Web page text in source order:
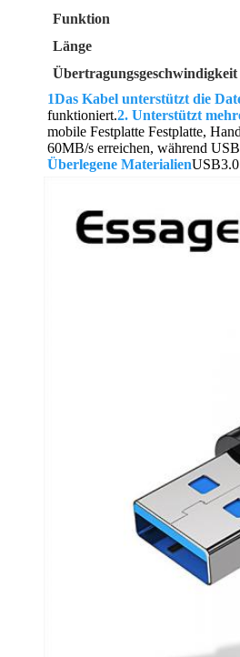
Funktion
Länge
Übertragungsgeschwindigkeit
1Das Kabel unterstützt die
funktioniert.2. Unterstützt
mobile Festplatte Festplatte,
60MB/s erreichen, während
Überlegene Materialien